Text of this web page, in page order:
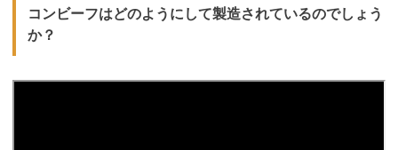
コンビーフはどのようにして製造されているのでしょう
か？